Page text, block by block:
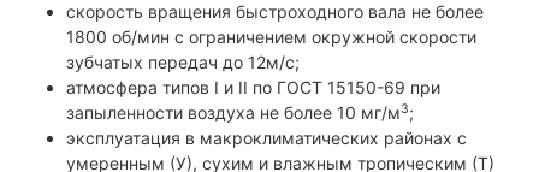
скорость вращения быстроходного вала не более
1800 об/мин с ограничением окружной скорости
зубчатых передач до 12м/с;
атмосфера типов I и II по ГОСТ 15150-69 при
запыленности воздуха не более 10 мг/м3;
эксплуатация в макроклиматических районах с
умеренным (У), сухим и влажным тропическим (Т)